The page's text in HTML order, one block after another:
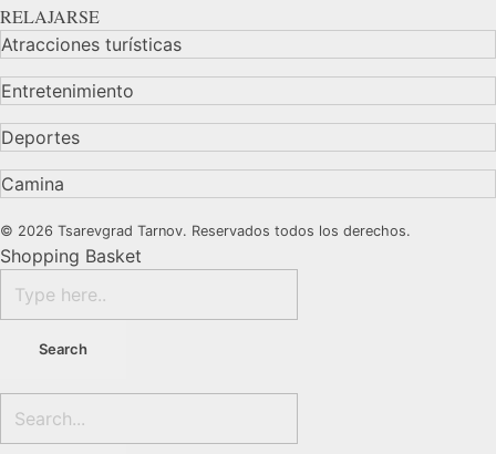
RELAJARSE
Atracciones turísticas
Entretenimiento
Deportes
Camina
© 2026 Tsarevgrad Tarnov. Reservados todos los derechos.
Shopping Basket